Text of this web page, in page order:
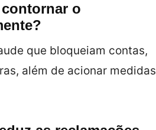
o
que bloqueiam contas,
além de acionar medidas